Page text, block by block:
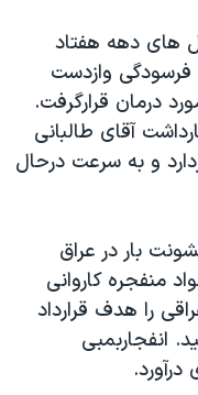
های دهه هفتاد
فرسودگی وازدست
درمان قرارگرفت.
آقای طالبانی
و به سرعت درحال
بار در عراق
منفجره کاروانی
را هدف قرارداد
انفجاربمبی
درآورد.